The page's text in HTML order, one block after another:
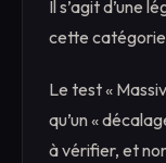
Il s’agit d’une
cette
Le test «
qu’un «
à vérifier, et